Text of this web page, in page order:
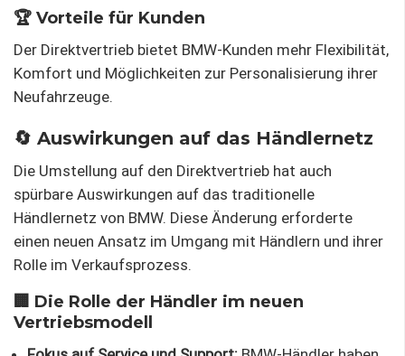
🏆 Vorteile für Kunden
Der Direktvertrieb bietet BMW-Kunden mehr Flexibilität,
Komfort und Möglichkeiten zur Personalisierung ihrer
Neufahrzeuge.
🔄 Auswirkungen auf das Händlernetz
Die Umstellung auf den Direktvertrieb hat auch
spürbare Auswirkungen auf das traditionelle
Händlernetz von BMW. Diese Änderung erforderte
einen neuen Ansatz im Umgang mit Händlern und ihrer
Rolle im Verkaufsprozess.
🏢 Die Rolle der Händler im neuen
Vertriebsmodell